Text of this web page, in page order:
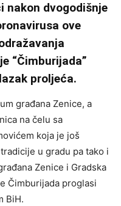
nakon dvogodišnje
ove
“Čimburijada”
proljeća.
građana Zenice, a
na čelu sa
koja je još
u gradu pa tako i
Zenice i Gradska
Čimburijada proglasi
BiH.